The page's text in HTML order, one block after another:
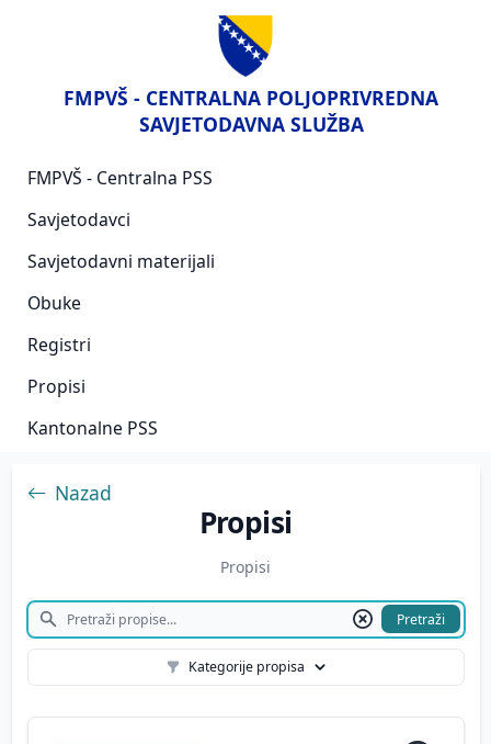
FMPVŠ - CENTRALNA POLJOPRIVREDNA
SAVJETODAVNA SLUŽBA
FMPVŠ - Centralna PSS
Savjetodavci
Savjetodavni materijali
Obuke
Registri
Propisi
Kantonalne PSS
Nazad
Propisi
Propisi
Pretraži
Kategorije propisa